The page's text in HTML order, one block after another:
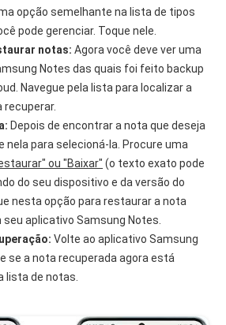
opção semelhante na lista de tipos
pode gerenciar. Toque nele.
notas:Agora você deve ver uma
Notes das quais foi feito backup
Navegue pela lista para localizar a
recuperar.
Depois de encontrar a nota que deseja
nela para selecioná-la. Procure uma
ou "Baixar" (o texto exato pode
do seu dispositivo e da versão do
nesta opção para restaurar a nota
aplicativo Samsung Notes.
Volte ao aplicativo Samsung
se a nota recuperada agora está
lista de notas.